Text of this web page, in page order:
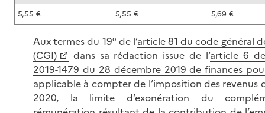
5,55 €
5,55 € 5,69 €
Aux termes du 19° de l’article 81 du code général
(CGI)
dans sa rédaction issue de l’article 6
2019-1479 du 28 décembre 2019 de finances
applicable à compter de l’imposition des revenus
2020, la limite d’exonération du